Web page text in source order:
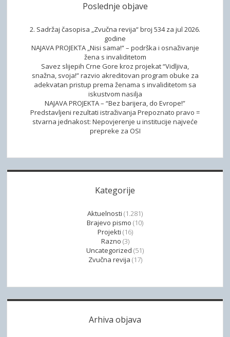
Poslednje objave
2. Sadržaj časopisa „Zvučna revija“ broj 534 za jul 2026.
godine
NAJAVA PROJEKTA „Nisi sama!“ – podrška i osnaživanje
žena s invaliditetom
Savez slijepih Crne Gore kroz projekat “Vidljiva,
snažna, svoja!” razvio akreditovan program obuke za
adekvatan pristup prema ženama s invaliditetom sa
iskustvom nasilja
NAJAVA PROJEKTA – “Bez barijera, do Evrope!”
Predstavljeni rezultati istraživanja Prepoznato pravo =
stvarna jednakost: Nepovjerenje u institucije najveće
prepreke za OSI
Kategorije
Aktuelnosti (1.281)
Brajevo pismo (10)
Projekti (16)
Razno (3)
Uncategorized (51)
Zvučna revija (17)
Arhiva objava